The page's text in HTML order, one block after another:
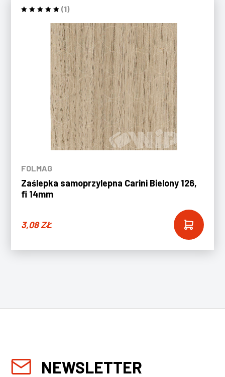
(1)
FOLMAG
Zaślepka samoprzylepna Carini Bielony 126,
fi 14mm
3,08ZŁ
NEWSLETTER